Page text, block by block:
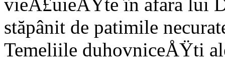
vieÅ£uieÅŸte în afara lui
stăpânit de patimile
Temeliile duhovniceÅŸti